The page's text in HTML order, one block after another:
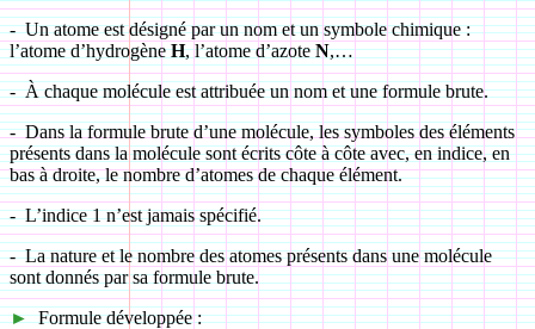
- Un atome est désigné par un nom et un symbole chimique :
l’atome d’hydrogèneH, l’atome d’azote N,…
- À chaque molécule est attribuée un nom et une formule brute.
- Dans la formule brute d’une molécule, les symboles des éléments
présents dans la molécule sont écrits côte à côte avec, en indice, en
bas à droite, le nombre d’atomes de chaque élément.
- L’indice 1 n’est jamais spécifié.
- La nature et le nombre des atomes présents dans une molécule
sont donnés par sa formule brute.
► Formule développée :